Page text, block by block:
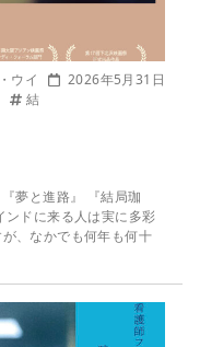
ウイ
結
2026年5月31日
夢と進路』 『結局珈
ドに来る人は実に多彩
、なかでも何年も何十